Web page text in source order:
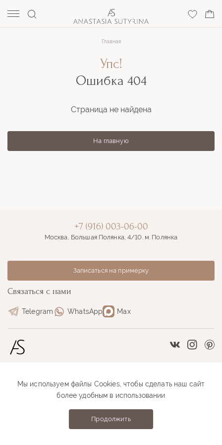
Главная
Упс!
Ошибка 404
Страница не найдена
На главную
Vkontakte
Связаться с нами
Telegram WhatsApp Max
+7 (916) 003-06-00
Москва, Большая Полянка, 4/10. м. Полянка
Записаться на примерку
Размерная сетка
Как проходит примерка
Как оформить заказ
Anastasia Sutyrina © 2026
Мы используем файлы Cookies, чтобы сделать наш сайт
более удобным в использовании
Продолжить